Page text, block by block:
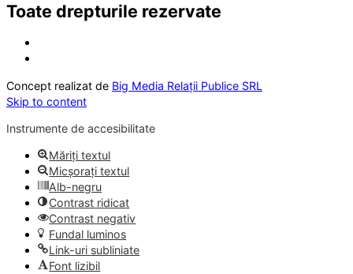
Toate drepturile rezervate
Concept realizat de Big Media Relații Publice SRL
Skip to content
Instrumente de accesibilitate
Măriți textul
Micșorați textul
Alb-negru
Contrast ridicat
Contrast negativ
Fundal luminos
Link-uri subliniate
Font lizibil